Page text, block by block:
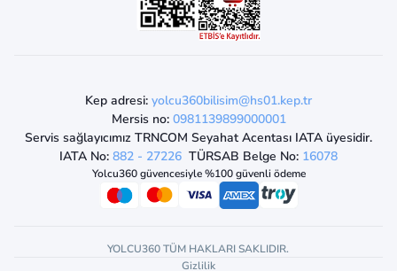
Kep adresi: yolcu360bilisim@hs01.kep.tr
Mersis no: 0981139899000001
Servis sağlayıcımız TRNCOM Seyahat Acentası IATA üyesidir.
IATA No: 882 - 27226 TÜRSAB Belge No: 16078
Yolcu360 güvencesiyle %100 güvenli ödeme
YOLCU360 TÜM HAKLARI SAKLIDIR.
Gizlilik